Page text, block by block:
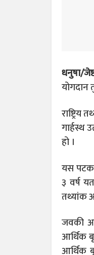
धनुषा/
योगदान
गार्हस्थ
हो ।
यस पटक
३ वर्ष
तथ्यांक
जवकी
आर्थिक
आर्थिक